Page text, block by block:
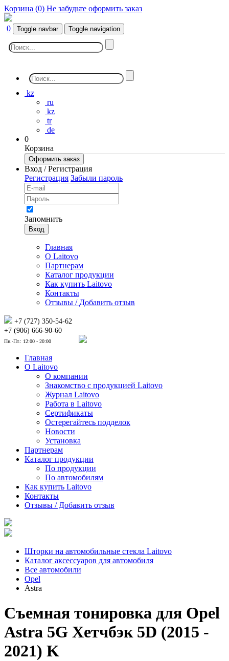
Корзина (0) Не забудьте оформить заказ
0 Toggle navbar Toggle navigation
kz
ru
kz
tr
de
0
Корзина
Оформить заказ
Вход / Регистрация
Регистрация Забыли пароль
Запомнить
Вход
Главная
О Laitovo
Партнерам
Каталог продукции
Как купить Laitovo
Контакты
Отзывы / Добавить отзыв
+7 (727) 350-54-62
+7 (906) 666-90-60
Пн.-Пт.: 12:00 - 20:00
Главная
О Laitovo
О компании
Знакомство с продукцией Laitovo
Журнал Laitovo
Работа в Laitovo
Сертификаты
Остерегайтесь подделок
Новости
Установка
Партнерам
Каталог продукции
По продукции
По автомобилям
Как купить Laitovo
Контакты
Отзывы / Добавить отзыв
Шторки на автомобильные стекла Laitovo
Каталог аксессуаров для автомобиля
Все автомобили
Opel
Astra
Съемная тонировка для Opel
Astra 5G Хетчбэк 5D (2015 -
2021) K